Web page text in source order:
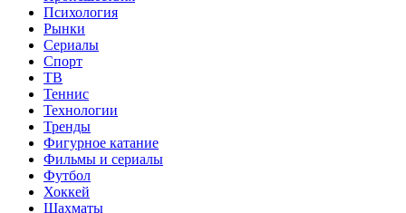
Психология
Рынки
Сериалы
Спорт
ТВ
Теннис
Технологии
Тренды
Фигурное катание
Фильмы и сериалы
Футбол
Хоккей
Шахматы